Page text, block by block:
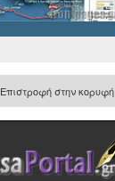
Επιστροφή στην κορυφή